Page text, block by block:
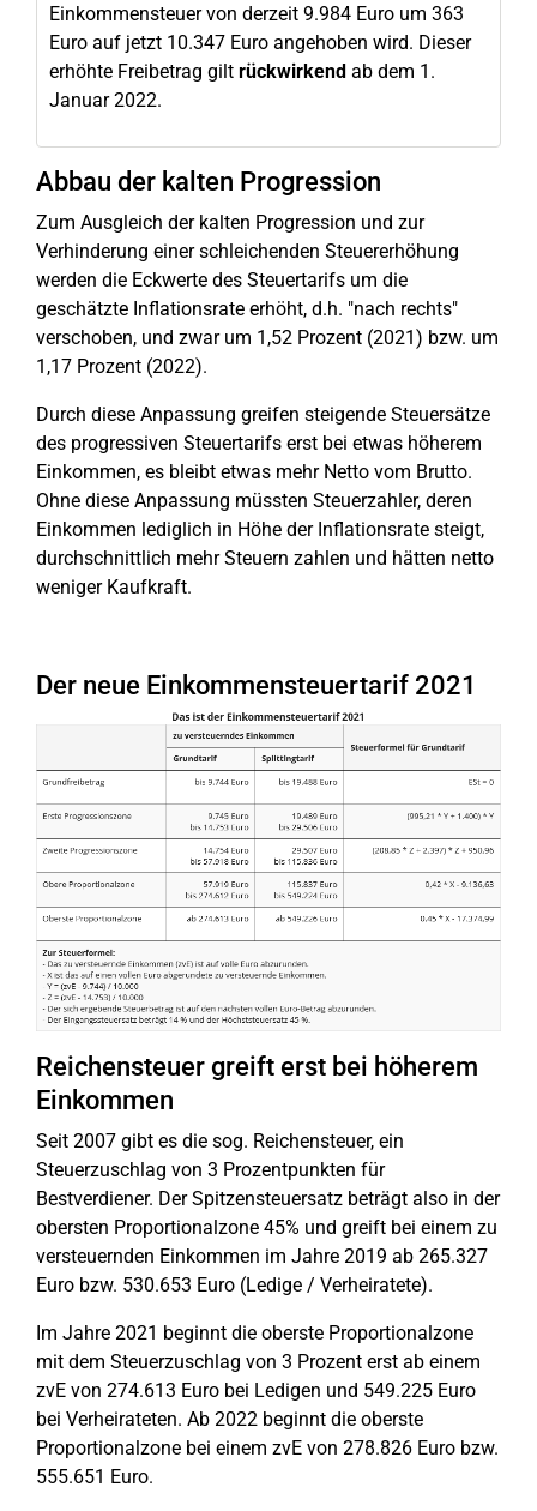
Einkommensteuer von derzeit 9.984 Euro um 363
Euro auf jetzt 10.347 Euro angehoben wird. Dieser
erhöhte Freibetrag gilt rückwirkend ab dem 1.
Januar 2022.
Abbau der kalten Progression
Zum Ausgleich der kalten Progression und zur
Verhinderung einer schleichenden Steuererhöhung
werden die Eckwerte des Steuertarifs um die
geschätzte Inflationsrate erhöht, d.h. "nach rechts"
verschoben, und zwar um 1,52 Prozent (2021) bzw. um
1,17 Prozent (2022).
Durch diese Anpassung greifen steigende Steuersätze
des progressiven Steuertarifs erst bei etwas höherem
Einkommen, es bleibt etwas mehr Netto vom Brutto.
Ohne diese Anpassung müssten Steuerzahler, deren
Einkommen lediglich in Höhe der Inflationsrate steigt,
durchschnittlich mehr Steuern zahlen und hätten netto
weniger Kaufkraft.
Der neue Einkommensteuertarif 2021
Reichensteuer greift erst bei höherem
Einkommen
Seit 2007 gibt es die sog. Reichensteuer, ein
Steuerzuschlag von 3 Prozentpunkten für
Bestverdiener. Der Spitzensteuersatz beträgt also in der
obersten Proportionalzone 45% und greift bei einem zu
versteuernden Einkommen im Jahre 2019 ab 265.327
Euro bzw. 530.653 Euro (Ledige / Verheiratete).
Im Jahre 2021 beginnt die oberste Proportionalzone
mit dem Steuerzuschlag von 3 Prozent erst ab einem
zvE von 274.613 Euro bei Ledigen und 549.225 Euro
bei Verheirateten. Ab 2022 beginnt die oberste
Proportionalzone bei einem zvE von 278.826 Euro bzw.
555.651 Euro.